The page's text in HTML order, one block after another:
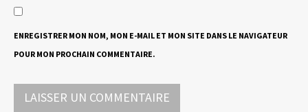
ENREGISTRER MON NOM, MON E-MAIL ET MON SITE DANS LE NAVIGATEUR
POUR MON PROCHAIN COMMENTAIRE.